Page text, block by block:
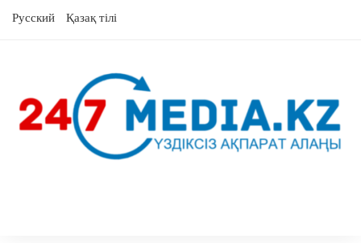
Русский Қазақ тілі